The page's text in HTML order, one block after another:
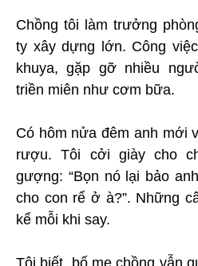
Chồng tôi làm trưởng
ty xây dựng lớn. Công
khuya, gặp gỡ nhiều
triền miên như cơm bữa.
Có hôm nửa đêm anh mới
rượu. Tôi cởi giày cho
gượng: “Bọn nó lại bảo
cho con rể ở à?”. Những
kể mỗi khi say.
Tôi biết, bố mẹ chồng vẫn